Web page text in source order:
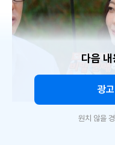
다음
광
원치 않을